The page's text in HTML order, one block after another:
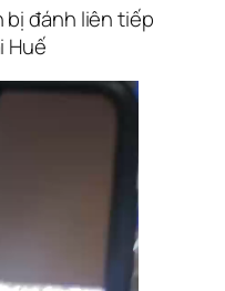
bị đánh liên tiếp
Huế